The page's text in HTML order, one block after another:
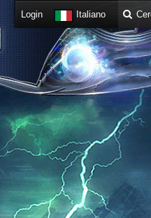
Login Italiano